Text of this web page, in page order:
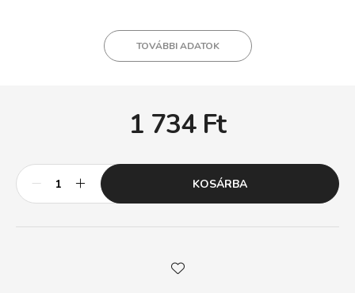
TOVÁBBI ADATOK
1 734Ft
KOSÁRBA